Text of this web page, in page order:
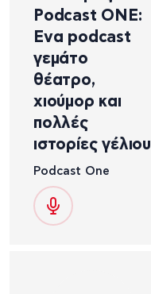
Podcast ONE:
Ενα podcast
γεμάτο
θέατρο,
χιούμορ και
πολλές
ιστορίες γέλιου
Podcast One